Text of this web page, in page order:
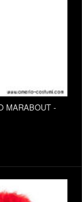
MARABOUT -